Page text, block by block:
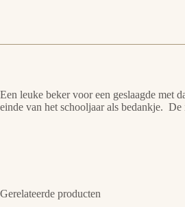
Een leuke beker voor een geslaagde met
einde van het schooljaar als bedankje.
Gerelateerde producten